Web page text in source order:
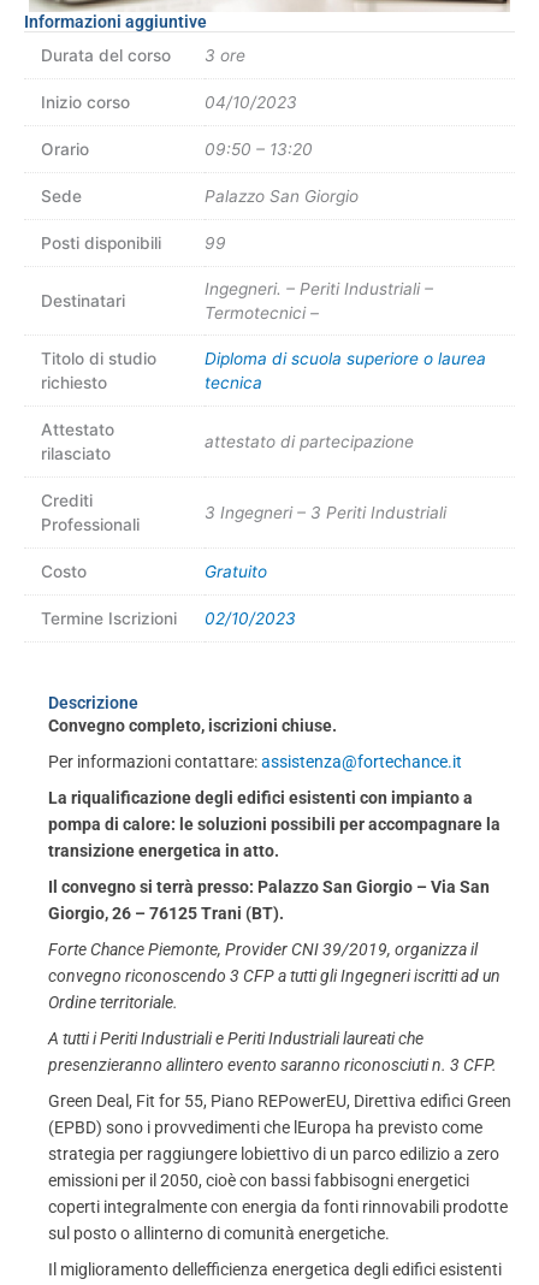
Informazioni aggiuntive
Durata del corso
3 ore
Inizio corso 04/10/2023
Orario 09:50 – 13:20
Sede Palazzo San Giorgio
Posti disponibili 99
Destinatari
Ingegneri. – Periti Industriali –
Termotecnici –
Titolo di studio
richiesto
Diploma di scuola superiore o laurea
tecnica
Attestato
rilasciato
attestato di partecipazione
Crediti
Professionali
3 Ingegneri – 3 Periti Industriali
Costo Gratuito
Termine Iscrizioni 02/10/2023
Descrizione
Convegno completo, iscrizioni chiuse.
Per informazioni contattare:assistenza@fortechance.it
La riqualificazione degli edifici esistenti con impianto a
pompa di calore: le soluzioni possibili per accompagnare la
transizione energetica in atto.
Il convegno si terrà presso: Palazzo San Giorgio – Via San
Giorgio, 26 – 76125 Trani (BT).
Forte Chance Piemonte, Provider CNI 39/2019, organizza il
convegno riconoscendo 3 CFP a tutti gli Ingegneri iscritti ad un
Ordine territoriale.
A tutti i Periti Industriali e Periti Industriali laureati che
presenzieranno allintero evento saranno riconosciuti n. 3 CFP.
Green Deal, Fit for 55, Piano REPowerEU, Direttiva edifici Green
(EPBD) sono i provvedimenti che lEuropa ha previsto come
strategia per raggiungere lobiettivo di un parco edilizio a zero
emissioni per il 2050, cioè con bassi fabbisogni energetici
coperti integralmente con energia da fonti rinnovabili prodotte
sul posto o allinterno di comunità energetiche.
Il miglioramento dellefficienza energetica degli edifici esistenti